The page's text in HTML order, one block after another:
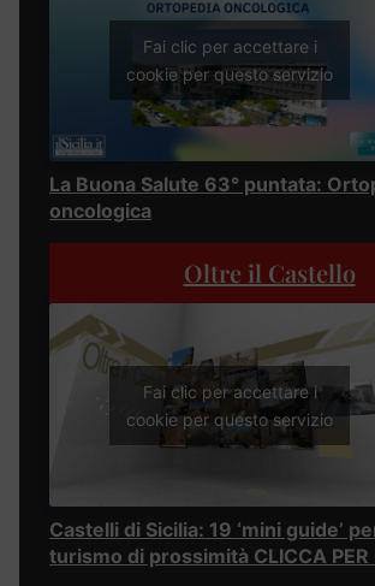
Fai clic per accettare i
cookie per questo servizio
La Buona Salute 63° puntata:
oncologica
Oltre il Castello
Fai clic per accettare i
cookie per questo servizio
Castelli di Sicilia: 19 ‘mini guide’
turismo di prossimità CLICCA PER